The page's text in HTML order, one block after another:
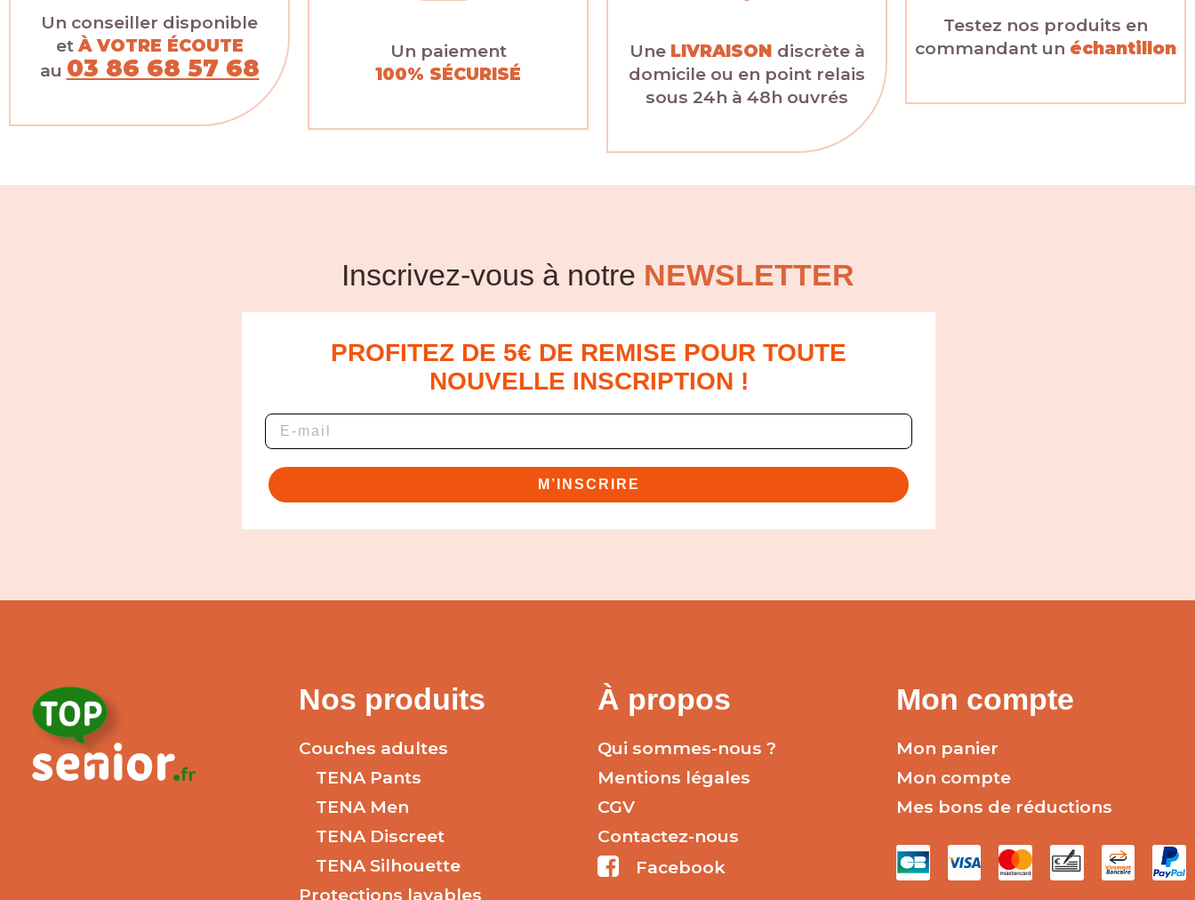
Un conseiller disponible
et À VOTRE ÉCOUTE
au 03 86 68 57 68
Un paiement
100% SÉCURISÉ
Une LIVRAISON discrète à
domicile ou en point relais
sous 24h à 48h ouvrés
Testez nos produits en
commandant un échantillon
Inscrivez-vous à notre NEWSLETTER
PROFITEZ DE 5€ DE REMISE POUR TOUTE
NOUVELLE INSCRIPTION !
M’INSCRIRE
Nos produits
Couches adultes
TENA Pants
TENA Men
TENA Discreet
TENA Silhouette
Protections lavables
À propos
Qui sommes-nous ?
Mentions légales
CGV
Contactez-nous
Facebook
Mon compte
Mon panier
Mon compte
Mes bons de réductions